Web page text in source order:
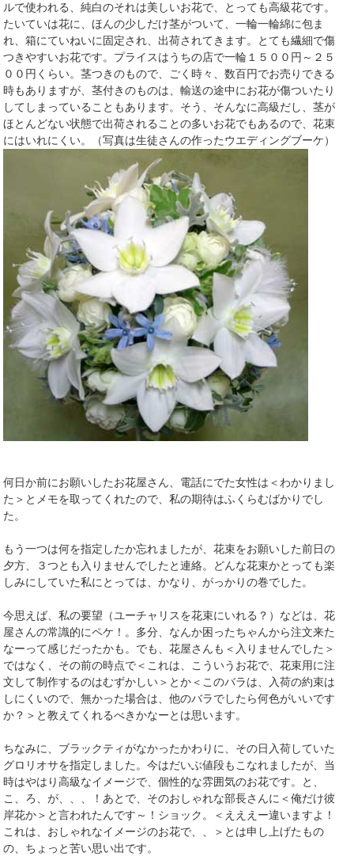
ルで使われる、純白のそれは美しいお花で、とっても高級花です。
たいていは花に、ほんの少しだけ茎がついて、一輪一輪綿に包ま
れ、箱にていねいに固定され、出荷されてきます。とても繊細で傷
つきやすいお花です。プライスはうちの店で一輪１５００円～２５
００円くらい。茎つきのもので、ごく時々、数百円でお売りできる
時もありますが、茎付きのものは、輸送の途中にお花が傷ついたり
してしまっていることもあります。そう、そんなに高級だし、茎が
ほとんどない状態で出荷されることの多いお花でもあるので、花束
にはいれにくい。（写真は生徒さんの作ったウエディングブーケ）
何日か前にお願いしたお花屋さん、電話にでた女性は＜わかりまし
た＞とメモを取ってくれたので、私の期待はふくらむばかりでし
た。
もう一つは何を指定したか忘れましたが、花束をお願いした前日の
夕方、３つとも入りませんでしたと連絡。どんな花束かとっても楽
しみにしていた私にとっては、かなり、がっかりの巻でした。
今思えば、私の要望（ユーチャリスを花束にいれる？）などは、花
屋さんの常識的にペケ！。多分、なんか困ったちゃんから注文来た
なーって感じだったかも。でも、花屋さんも＜入りませんでした＞
ではなく、その前の時点で＜これは、こういうお花で、花束用に注
文して制作するのはむずかしい＞とか＜このバラは、入荷の約束は
しにくいので、無かった場合は、他のバラでしたら何色がいいです
か？＞と教えてくれるべきかなーとは思います。
ちなみに、ブラックティがなかったかわりに、その日入荷していた
グロリオサを指定しました。今はだいぶ値段もこなれましたが、当
時はやはり高級なイメージで、個性的な雰囲気のお花です。と、
こ、ろ、が、、、！あとで、そのおしゃれな部長さんに＜俺だけ彼
岸花か＞と言われたんです～！ショック。＜えええー違いますよ！
これは、おしゃれなイメージのお花で、、＞とは申し上げたもの
の、ちょっと苦い思い出です。